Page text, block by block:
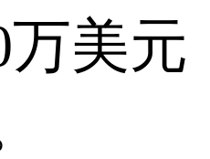
万美元